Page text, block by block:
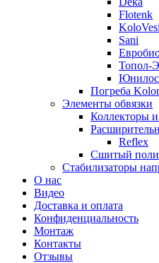
Flotenk
KoloVesi
Sani
Топол-
Юнилос
Погреба
Элементы обвязки
Коллекторы
Reflex
Сшитый
Стабилизаторы
О нас
Видео
Доставка и оплата
Конфиденциальность
Монтаж
Контакты
Отзывы